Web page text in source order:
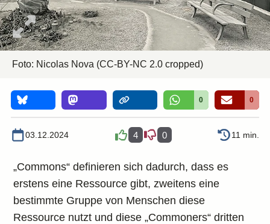
Foto: Nicolas Nova (CC-BY-NC 2.0 cropped)
0 0
03.12.2024 4 0 11 min.
„Commons“ definieren sich dadurch, dass es
erstens eine Ressource gibt, zweitens eine
bestimmte Gruppe von Menschen diese
Ressource nutzt und diese „Commoners“ dritten